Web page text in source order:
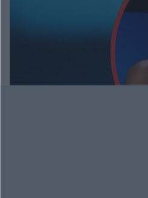
WIĘCEJ